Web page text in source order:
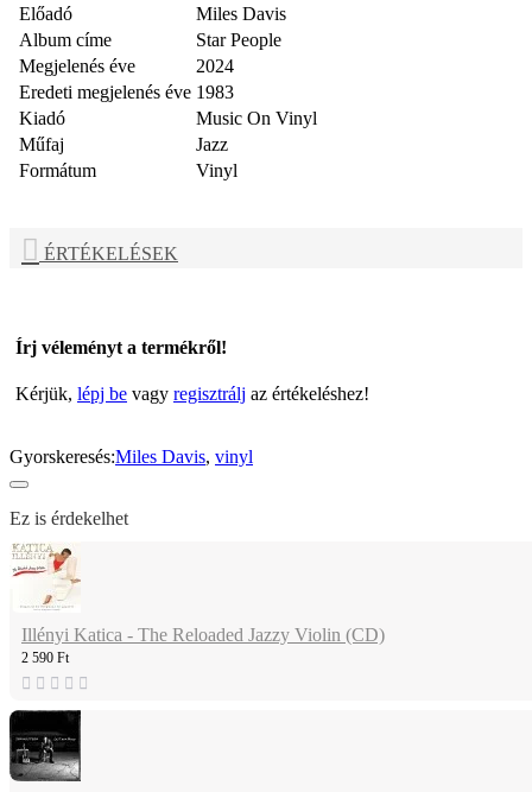
Előadó
Miles Davis
Album címe
Star People
Megjelenés éve
2024
Eredeti megjelenés éve 1983
Kiadó
Music On Vinyl
Műfaj
Jazz
Formátum
Vinyl
ÉRTÉKELÉSEK
Írj véleményt a termékről!
Kérjük, lépj be vagy regisztrálj az értékeléshez!
Gyorskeresés:Miles Davis, vinyl
Ez is érdekelhet
Illényi Katica - The Reloaded Jazzy Violin (CD)
2 590 Ft